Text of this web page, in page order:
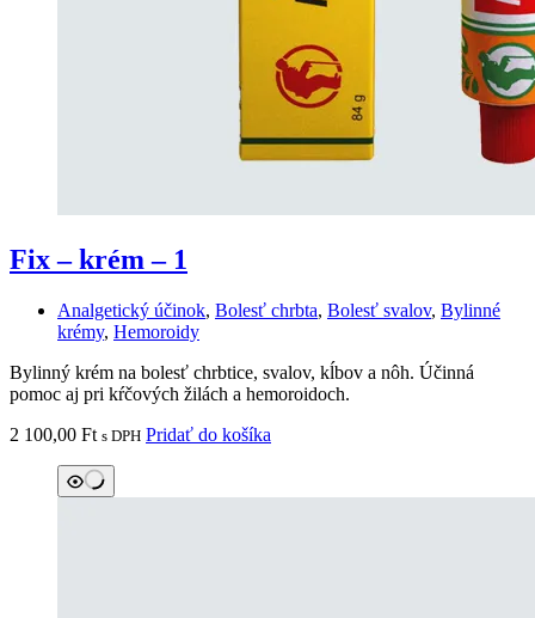
Fix – krém – 1
Analgetický účinok, Bolesť chrbta, Bolesť svalov, Bylinné
krémy, Hemoroidy
Bylinný krém na bolesť chrbtice, svalov, kĺbov a nôh. Účinná
pomoc aj pri kŕčových žilách a hemoroidoch.
2 100,00 Ft s DPH Pridať do košíka